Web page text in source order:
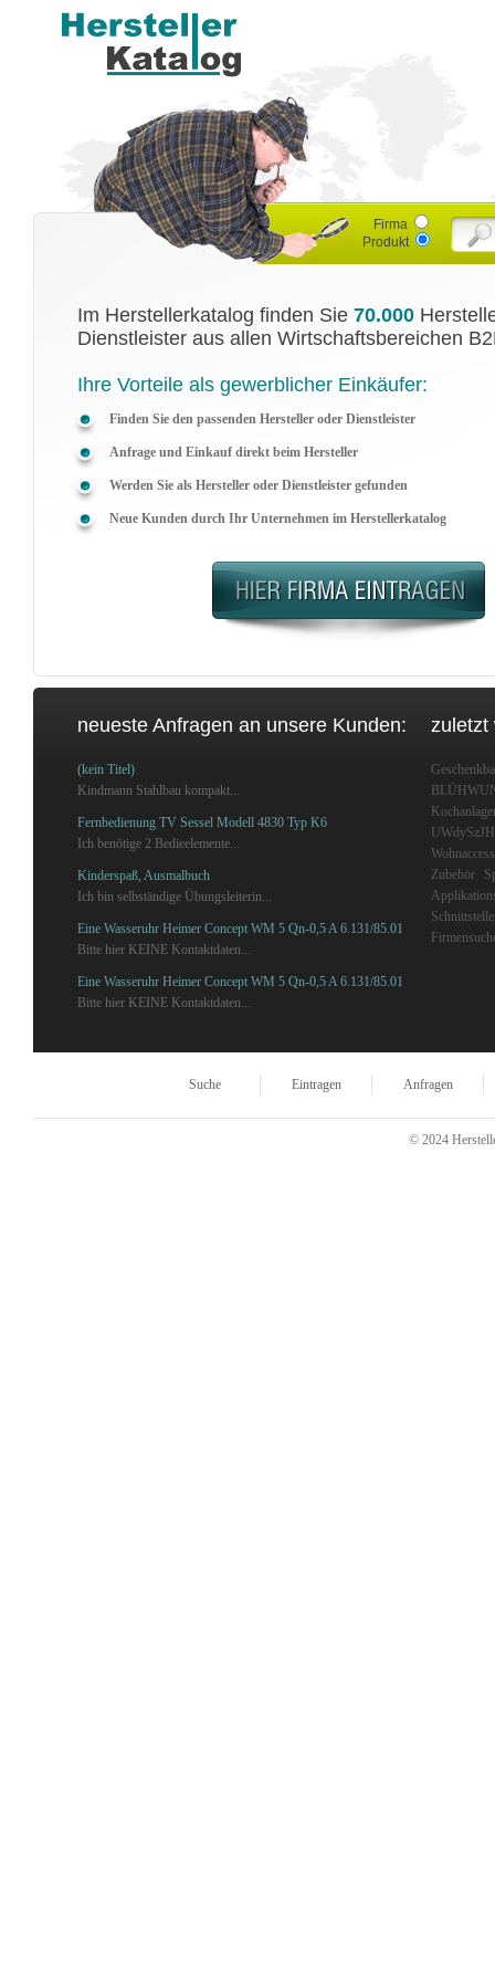
Firma
Produkt
Im Herstellerkatalog finden Sie 70.000
Dienstleister aus allen Wirtschaftsbereichen
Ihre Vorteile als gewerblicher Einkäufer:
Finden Sie den passenden Hersteller oder Dienstleister
Anfrage und Einkauf direkt beim Hersteller
Werden Sie als Hersteller oder Dienstleister gefunden
Neue Kunden durch Ihr Unternehmen im Herstellerkatalog
neueste Anfragen an unsere Kunden:
(kein Titel)
Kindmann Stahlbau kompakt...
Fernbedienung TV Sessel Modell 4830 Typ K6
Ich benötige 2 Bedieelemente...
Kinderspaß, Ausmalbuch
Ich bin selbständige Übungsleiterin...
Eine Wasseruhr Heimer Concept WM 5 Qn-0,5 A 6.131/85.01
Bitte hier KEINE Kontaktdaten...
Eine Wasseruhr Heimer Concept WM 5 Qn-0,5 A 6.131/85.01
Bitte hier KEINE Kontaktdaten...
zuletzt
Zubehör
Suche Eintragen Anfragen
© 2024